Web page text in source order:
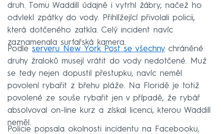
druh. Tomu Waddill údajně i vytrhl žábry, načež ho
odvlekl zpátky do vody. Přihlížející přivolali policii,
která dotčeného zatkla. Celý incident navíc
zaznamenala surfařská kamera.
Podle serveru New York Post se všechnychráněné
druhy žraloků musejí vrátit do vody nedotčené. Muž
se tedy nejen dopustil přestupku, navíc neměl
povolení rybařit z břehu pláže. Na Floridě je totiž
povolené ze souše rybařit jen v případě, že rybář
absolvoval on-line kurz a získal licenci, kterou Waddill
neměl.
Policie popsala okolnosti incidentu na Facebooku,